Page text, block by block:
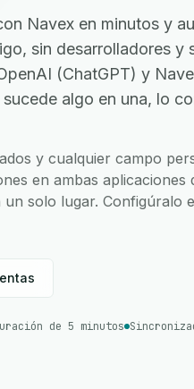
Navex en minutos y
sin desarrolladores y
(ChatGPT) y
algo en una, lo
y cualquier campo
en ambas aplicaciones
solo lugar. Configúralo
de 5 minutos